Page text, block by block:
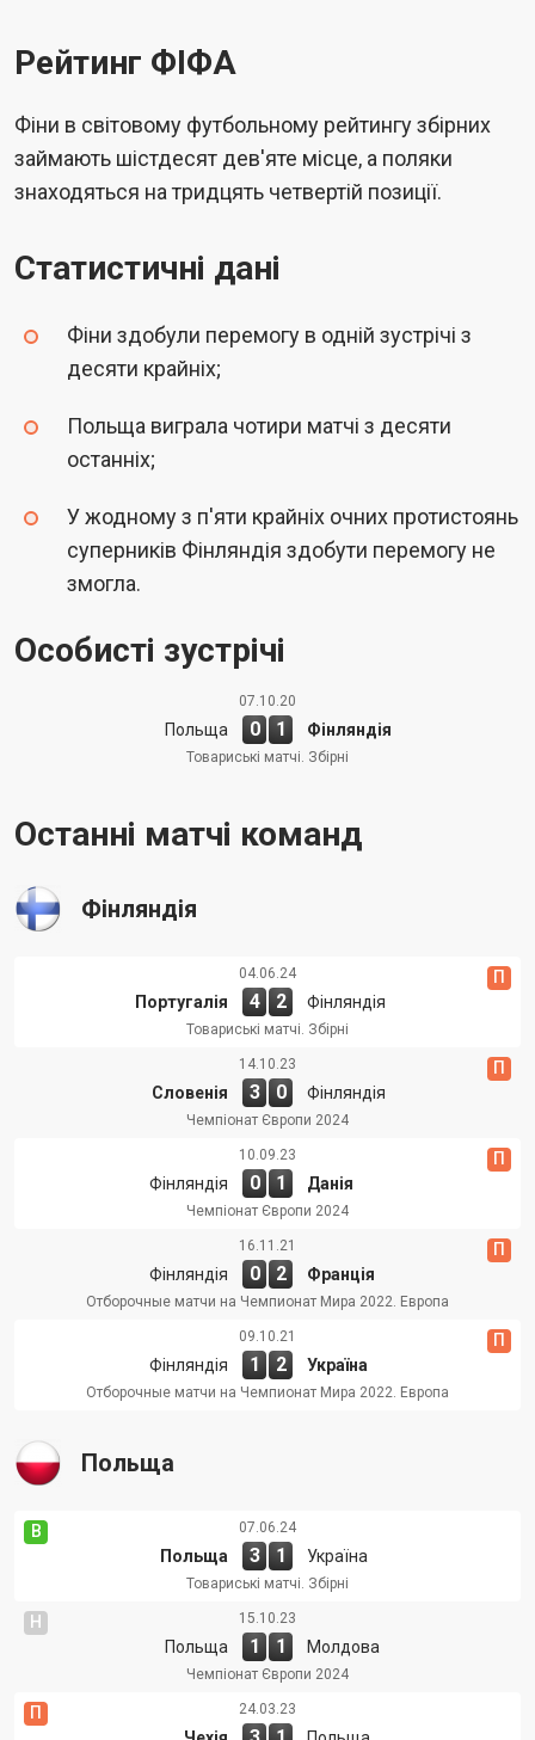
Рейтинг ФІФА
Фіни в світовому футбольному рейтингу збірних
займають шістдесят дев'яте місце, а поляки
знаходяться на тридцять четвертій позиції.
Статистичні дані
Фіни здобули перемогу в одній зустрічі з
десяти крайніх;
Польща виграла чотири матчі з десяти
останніх;
У жодному з п'яти крайніх очних протистоянь
суперників Фінляндія здобути перемогу не
змогла.
Особисті зустрічі
07.10.20
Польща 0 1 Фінляндія
Товариські матчі. Збірні
Останні матчі команд
Фінляндія
П
04.06.24
Португалія 4 2 Фінляндія
Товариські матчі. Збірні
П
14.10.23
Словенія 3 0 Фінляндія
Чемпіонат Європи 2024
П
10.09.23
Фінляндія 0 1 Данія
Чемпіонат Європи 2024
П
16.11.21
Фінляндія 0 2 Франція
Отборочные матчи на Чемпионат Мира 2022. Европа
П
09.10.21
Фінляндія 1 2 Україна
Отборочные матчи на Чемпионат Мира 2022. Европа
Польща
В 07.06.24
Польща 3 1 Україна
Товариські матчі. Збірні
Н 15.10.23
Польща 1 1 Молдова
Чемпіонат Європи 2024
П 24.03.23